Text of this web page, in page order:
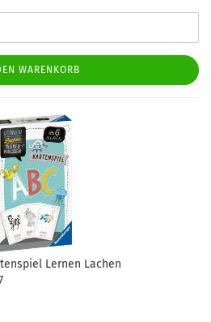
WARENKORB
Lernen Lachen